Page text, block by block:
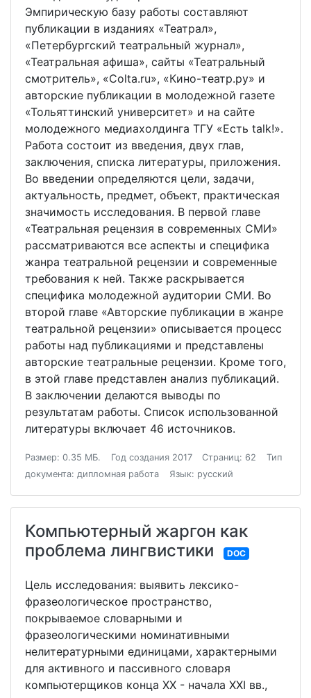
Эмпирическую базу работы составляют
публикации в изданиях «Театрал»,
«Петербургский театральный журнал»,
«Театральная афиша», сайты «Театральный
смотритель», «Colta.ru», «Кино-театр.ру» и
авторские публикации в молодежной газете
«Тольяттинский университет» и на сайте
молодежного медиахолдинга ТГУ «Есть talk!».
Работа состоит из введения, двух глав,
заключения, списка литературы, приложения.
Во введении определяются цели, задачи,
актуальность, предмет, объект, практическая
значимость исследования. В первой главе
«Театральная рецензия в современных СМИ»
рассматриваются все аспекты и специфика
жанра театральной рецензии и современные
требования к ней. Также раскрывается
специфика молодежной аудитории СМИ. Во
второй главе «Авторские публикации в жанре
театральной рецензии» описывается процесс
работы над публикациями и представлены
авторские театральные рецензии. Кроме того,
в этой главе представлен анализ публикаций.
В заключении делаются выводы по
результатам работы. Список использованной
литературы включает 46 источников.
Размер: 0.35 МБ. Год создания 2017 Страниц: 62
Тип
документа: дипломная работа
Язык: русский
Компьютерный жаргон как
проблема лингвистики
DOC
Цель исследования: выявить лексико-
фразеологическое пространство,
покрываемое словарными и
фразеологическими номинативными
нелитературными единицами, характерными
для активного и пассивного словаря
компьютерщиков конца XX - начала XXI вв.,